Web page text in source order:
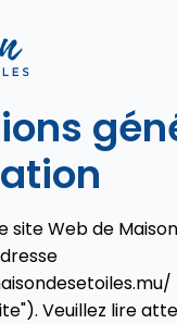
site Web de
Veuillez lire